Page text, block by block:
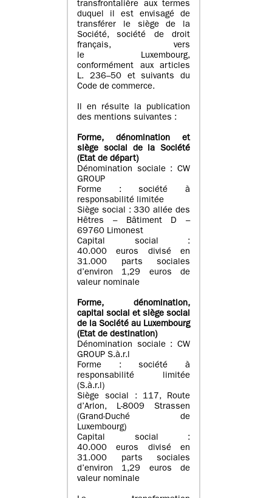
transfrontalière aux termes
duquel il est envisagé de
transférer le siège de la
Société, société de droit
français, vers
le Luxembourg,
conformément aux articles
L. 236–50 et suivants du
Code de commerce.
Il en résulte la publication
des mentions suivantes :
Forme, dénomination et
siège social de la Société
(Etatde départ)
Dénomination sociale : CW
GROUP
Forme : société à
responsabilité limitée
Siège social : 330 allée des
Hêtres – Bâtiment D –
69760 Limonest
Capital social :
40.000 euros divisé en
31.000 parts sociales
d’environ 1,29 euros de
valeur nominale
Forme, dénomination,
capital social et siège social
de la Société au Luxembourg
(Etat de destination)
Dénomination sociale : CW
GROUP S.à.r.l
Forme : société à
responsabilité limitée
(S.à.r.l)
Siège social : 117, Route
d’Arlon, L-8009 Strassen
(Grand-Duché de
Luxembourg)
Capital social :
40.000 euros divisé en
31.000 parts sociales
d’environ 1,29 euros de
valeur nominale